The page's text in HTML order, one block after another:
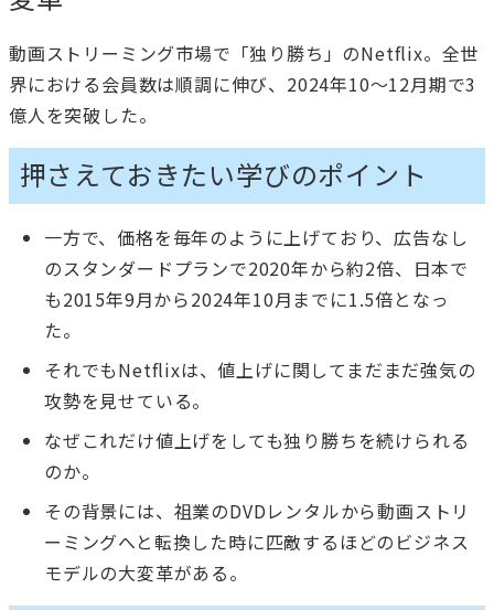
動画ストリーミング市場で「独り勝ち」のNetflix。全世
界における会員数は順調に伸び、2024年10～12月期で3
億人を突破した。
押さえておきたい学びのポイント
一方で、価格を毎年のように上げており、広告なし
のスタンダードプランで2020年から約2倍、日本で
も2015年9月から2024年10月までに1.5倍となっ
た。
それでもNetflixは、値上げに関してまだまだ強気の
攻勢を見せている。
なぜこれだけ値上げをしても独り勝ちを続けられる
のか。
その背景には、祖業のDVDレンタルから動画ストリ
ーミングへと転換した時に匹敵するほどのビジネス
モデルの大変革がある。